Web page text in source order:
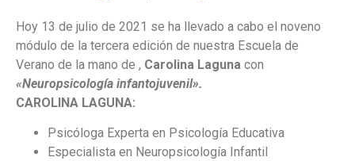
Hoy 13 de julio de 2021 se ha llevado a cabo el noveno
módulo de la tercera edición de nuestra Escuela de
Verano de la mano de , Carolina Laguna con
«Neuropsicología infantojuvenil».
CAROLINA LAGUNA:
Psicóloga Experta en Psicología Educativa
Especialista en Neuropsicología Infantil